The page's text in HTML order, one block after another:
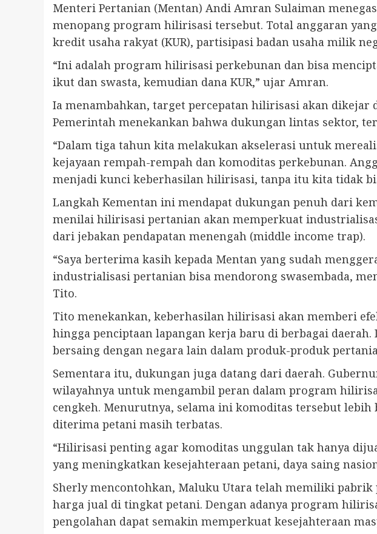
Menteri Pertanian (Mentan) Andi Amran Sulaiman
menopang program hilirisasi tersebut. Total anggaran
kredit usaha rakyat (KUR), partisipasi badan usaha milik
“Ini adalah program hilirisasi perkebunan dan bisa
ikut dan swasta, kemudian dana KUR,” ujar Amran.
Ia menambahkan, target percepatan hilirisasi akan
Pemerintah menekankan bahwa dukungan lintas sektor,
“Dalam tiga tahun kita melakukan akselerasi untuk
kejayaan rempah-rempah dan komoditas perkebunan.
menjadi kunci keberhasilan hilirisasi, tanpa itu kita tidak
Langkah Kementan ini mendapat dukungan penuh dari
menilai hilirisasi pertanian akan memperkuat
dari jebakan pendapatan menengah (middle income trap).
“Saya berterima kasih kepada Mentan yang sudah
industrialisasi pertanian bisa mendorong swasembada,
Tito.
Tito menekankan, keberhasilan hilirisasi akan memberi
hingga penciptaan lapangan kerja baru di berbagai
bersaing dengan negara lain dalam produk-produk
Sementara itu, dukungan juga datang dari daerah.
wilayahnya untuk mengambil peran dalam program
cengkeh. Menurutnya, selama ini komoditas tersebut
diterima petani masih terbatas.
“Hilirisasi penting agar komoditas unggulan tak hanya
yang meningkatkan kesejahteraan petani, daya saing
Sherly mencontohkan, Maluku Utara telah memiliki
harga jual di tingkat petani. Dengan adanya program
pengolahan dapat semakin memperkuat kesejahteraan